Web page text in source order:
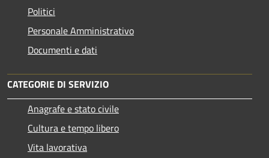
Politici
Personale Amministrativo
Documenti e dati
CATEGORIE DI SERVIZIO
Anagrafe e stato civile
Cultura e tempo libero
Vita lavorativa